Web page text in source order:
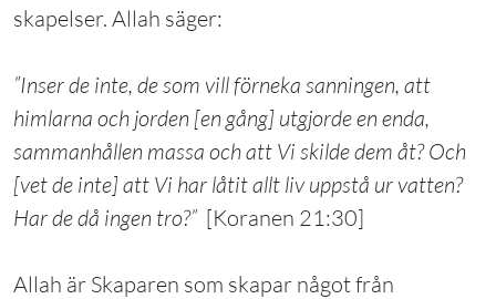
skapelser. Allah säger:
”Inser de inte, de som vill förneka sanningen, att
himlarna och jorden [en gång] utgjorde en enda,
sammanhållen massa och att Vi skilde dem åt? Och
[vet de inte] att Vi har låtit allt liv uppstå ur vatten?
Har de då ingen tro?” [Koranen 21:30]
Allah är Skaparen som skapar något från